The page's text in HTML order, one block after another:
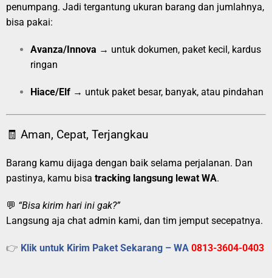
penumpang. Jadi tergantung ukuran barang dan jumlahnya,
bisa pakai:
Avanza/Innova → untuk dokumen, paket kecil, kardus
ringan
Hiace/Elf → untuk paket besar, banyak, atau pindahan
🧾 Aman, Cepat, Terjangkau
Barang kamu dijaga dengan baik selama perjalanan. Dan
pastinya, kamu bisa tracking langsung lewat WA.
💬 “Bisa kirim hari ini gak?”
Langsung aja chat admin kami, dan tim jemput secepatnya.
👉 Klik untuk Kirim Paket Sekarang – WA 0813-3604-0403